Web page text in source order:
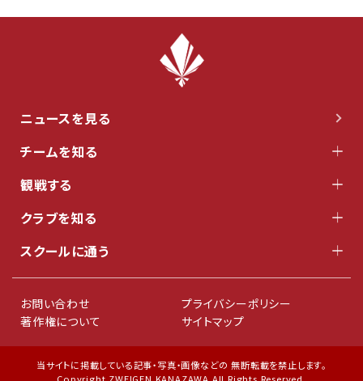
ニュースを見る
チームを知る
観戦する
クラブを知る
スクールに通う
お問い合わせ
プライバシーポリシー
著作権について
サイトマップ
当サイトに掲載している記事・写真・画像などの 無断転載を禁止します。